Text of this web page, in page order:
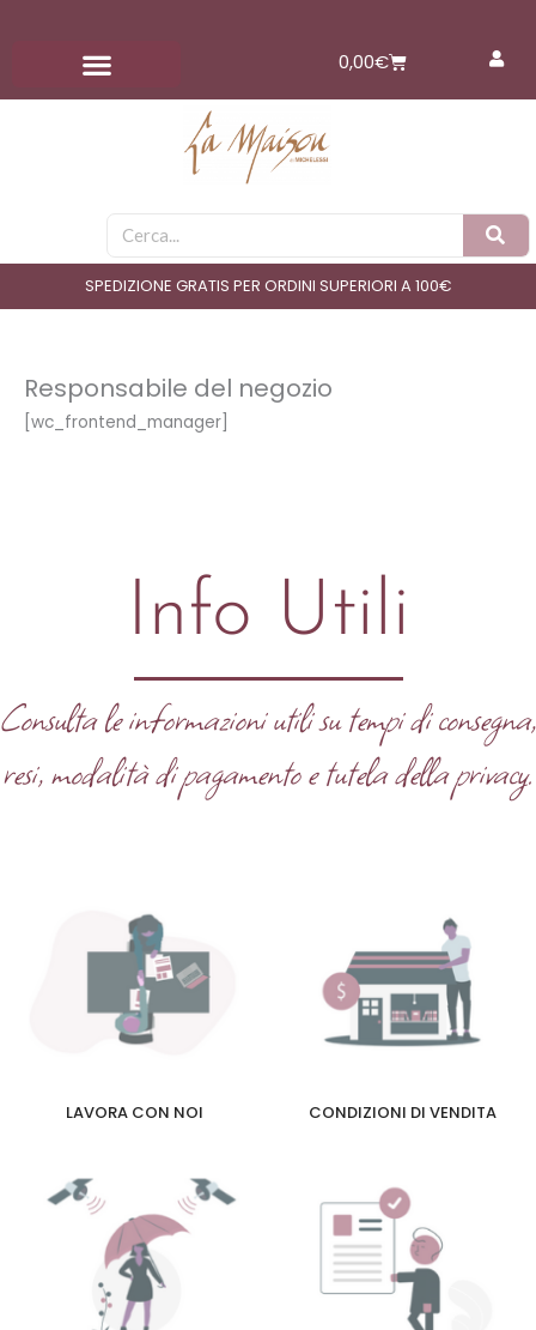
contenuto
0,00€Carrello
Cerca
SPEDIZIONE GRATIS PER ORDINI SUPERIORI A 100€
Responsabile del negozio
[wc_frontend_manager]
Info Utili
Consulta le informazioni utili su tempi di consegna,
resi, modalità di pagamento e tutela della privacy.
LAVORA CON NOI CONDIZIONI DI VENDITA